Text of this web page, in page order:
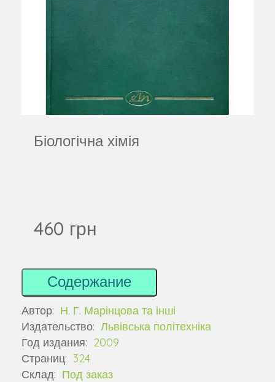
Біологічна хімія
460 грн
Содержание
Автор: Н. Г. Марінцова та інші
Издательство: Львівська політехніка
Год издания: 2009
Страниц: 324
Склад: Под заказ